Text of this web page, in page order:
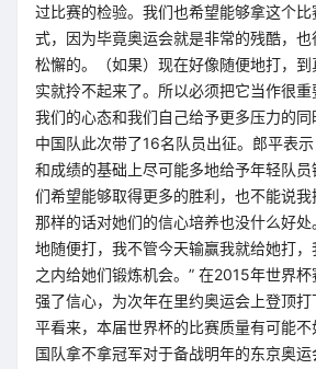
过比赛的检验。我们也希望能够拿这个
式，因为毕竟奥运会就是非常的残酷，
松懈的。（如果）现在好像随便地打，
实就拎不起来了。所以必须把它当作很
我们的心态和我们自己给予更多压力的同
中国队此次带了16名队员出征。郎平表
和成绩的基础上尽可能多地给予年轻队员
们希望能够取得更多的胜利，也不能说我
那样的话对她们的信心培养也没什么好
地随便打，我不管今天输赢我就给她打
之内给她们锻炼机会。” 在2015年世界
强了信心，为次年在里约奥运会上登顶
平看来，本届世界杯的比赛质量有可能
国队拿不拿冠军对于备战明年的东京奥运